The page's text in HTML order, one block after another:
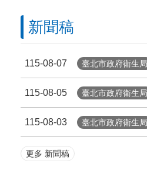
新聞稿
115-08-07 臺北市政府衛生局
115-08-05 臺北市政府衛生局
115-08-03 臺北市政府衛生局
更多 新聞稿